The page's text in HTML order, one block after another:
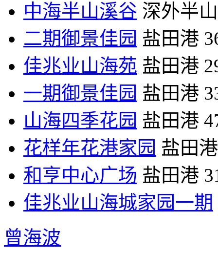
中海半山溪谷 深外半山
二期御景佳园 盐田港
佳兆业山海苑 盐田港
一期御景佳园 盐田港
山海四季花园 盐田港
花样年花港家园 盐田港
和亨中心广场 盐田港
佳兆业山海城家园一期
曾海波